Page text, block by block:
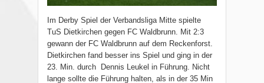
Im Derby Spiel der Verbandsliga Mitte spielte
TuS Dietkirchen gegen FC Waldbrunn. Mit 2:3
gewann der FC Waldbrunn auf dem Reckenforst.
Dietkirchen fand besser ins Spiel und ging in der
23. Min. durch Dennis Leukel in Führung. Nicht
lange sollte die Führung halten, als in der 35 Min